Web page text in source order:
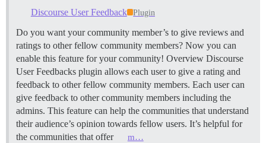
Discourse User Feedback Plugin
Do you want your community member’s to give reviews and
ratings to other fellow community members? Now you can
enable this feature for your community! Overview Discourse
User Feedbacks plugin allows each user to give a rating and
feedback to other fellow community members. Each user can
give feedback to other community members including the
admins. This feature can help the communities that understand
their audience’s opinion towards fellow users. It’s helpful for
the communities that offer
m…